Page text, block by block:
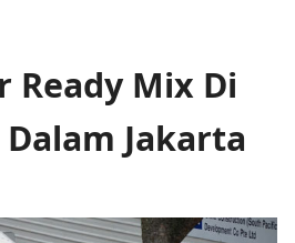
Ready Mix Di
Jakarta